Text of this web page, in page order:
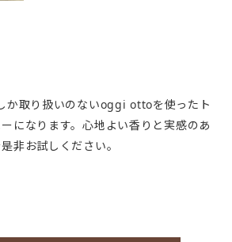
か取り扱いのないoggi ottoを使ったト
になります。心地よい香りと実感のあ
非お試しください。